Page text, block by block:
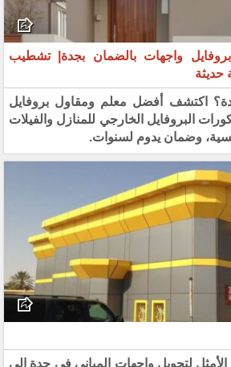
واجهات بالضمان بجدة| تشطيب
حديثة
اكتشف أفضل معلم ومقاول بروفايل
البروفايل الخارجي للمنازل والفيلات
وضمان يدوم لسنوات.
الأمثل لتحويل واجهات المباني في جدة إلى